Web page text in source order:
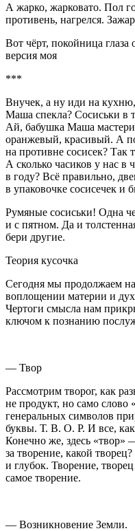
А жарко, жарковато. Пол
противень, нагрелся.
Вот чёрт, покойница
версия моя
***
Внучек, а ну иди на
Маша спекла? Сосиськи в
Ай, бабушка Маша
оранжевый, красивый. А
на противне сосисек? Так
А сколько часиков у нас в
в году? Всё правильно,
в упаковочке сосисечек и
Румяные сосиськи! Одна
и с пятном. Да и
бери другие.
Теория кусочка
Сегодня мы продолжаем
воплощении материи и
Чертоги смысла нам
ключом к познанию
— Твор
Рассмотрим творог, как
не продукт, но само слово
генеральных символов
буквы. Т. В. О. Р. И все,
Конечно же, здесь «твор»
за творение, какой
и глубок. Творение,
самое творение.
— Возникновение Земли.